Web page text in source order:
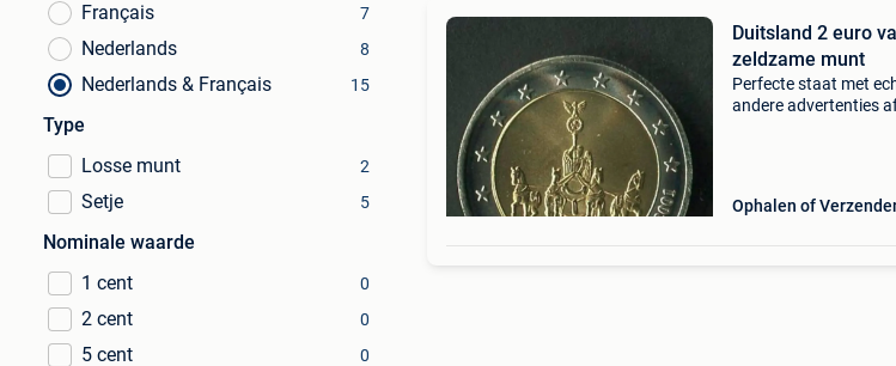
Français
7
Nederlands 8
Nederlands & Français 15
Type
Losse munt
2
Setje 5
Nominale waarde
1 cent
0
2 cent 0
5 cent 0
Duitsland 2 euro
zeldzame munt
Perfecte staat met
andere advertenties
Ophalen of